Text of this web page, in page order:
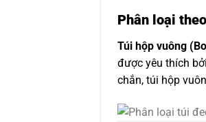
Phân loại
Túi hộp vuông
được yêu thích
chắn, túi hộp